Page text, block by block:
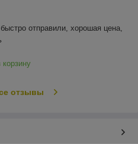
отправили, хорошая цена,
отзывы